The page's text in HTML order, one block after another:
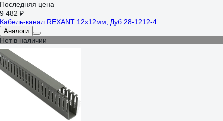
Последняя цена
9 482 ₽
Кабель-канал REXANT 12х12мм, Дуб 28-1212-4
Аналоги
Нет в наличии